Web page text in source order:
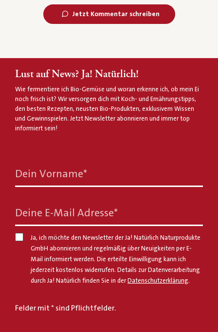
Jetzt Kommentar schreiben
Lust auf News? Ja! Natürlich!
Wie fermentiere ich Bio-Gemüse und woran erkenne ich, ob mein Ei
noch frisch ist? Wir versorgen dich mit Koch- und Ernährungstipps,
den besten Rezepten, neusten Bio-Produkten, exklusivem Wissen
und Gewinnspielen. Jetzt Newsletter abonnieren und immer top
informiert sein!
Dein Vorname*
Deine E-Mail Adresse*
Ja, ich möchte den Newsletter der Ja! Natürlich Naturprodukte
GmbH abonnieren und regelmäßig über Neuigkeiten per E-
Mail informiert werden. Die erteilte Einwilligung kann ich
jederzeit kostenlos widerrufen. Details zur Datenverarbeitung
durch Ja! Natürlich finden Sie in der Datenschutzerklärung.
Felder mit * sind Pflichtfelder.